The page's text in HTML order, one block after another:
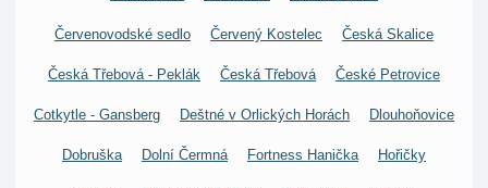
Červenovodské sedlo Červený Kostelec Česká Skalice
Česká Třebová - Peklák Česká Třebová České Petrovice
Cotkytle - Gansberg Deštné v Orlických Horách Dlouhoňovice
Dobruška Dolní Čermná Fortness Hanička Hořičky